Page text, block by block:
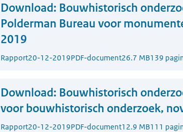
Download: Bouwhistorisch
Polderman Bureau voor
2019
Rapport20-12-2019PDF-document26.7 MB139
Download: Bouwhistorisch
voor bouwhistorisch onderzoek,
Rapport20-12-2019PDF-document12.9 MB111